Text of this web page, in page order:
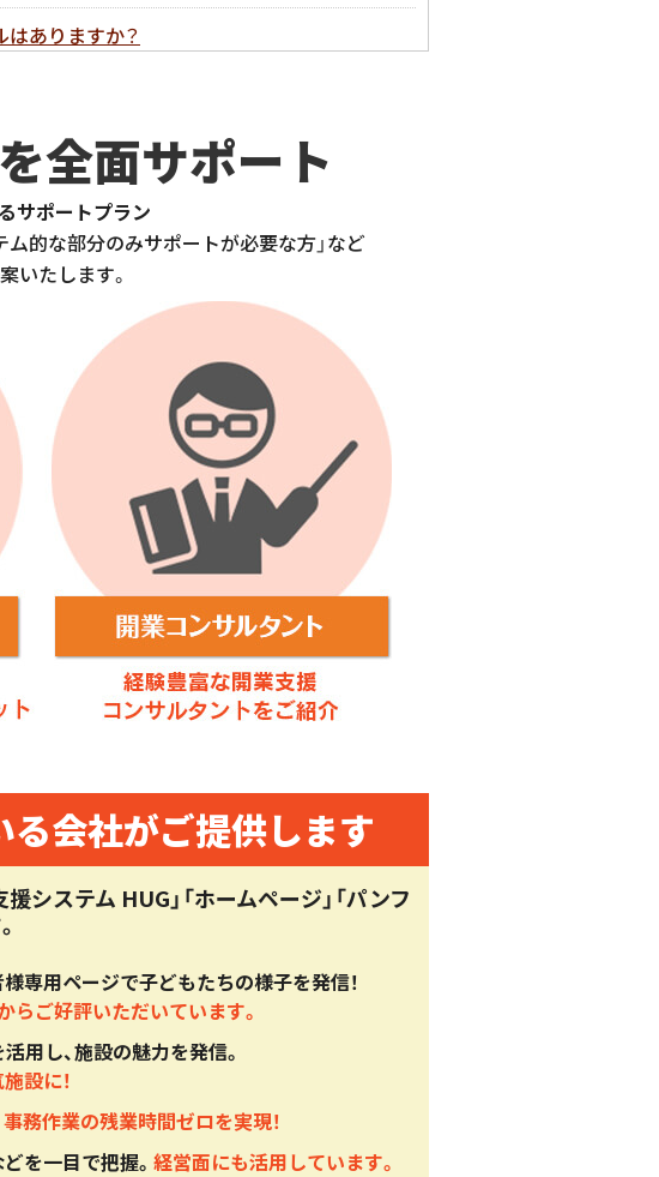
はありますか？
の手順とは？
いとは？
すか？
？
こととは？
全面サポート
サポートプラン
ム的な部分のみサポートが必要な方」など
いたします。
会社がご提供します
システム HUG」「ホームページ」「パンフ
専用ページで子どもたちの様子を発信！
らご好評いただいています。
用し、施設の魅力を発信。
設に！
事務作業の残業時間ゼロを実現！
を一目で把握。経営面にも活用しています。